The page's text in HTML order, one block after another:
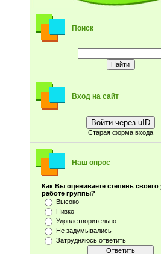
Поиск
Вход на сайт
Войти через uID
Старая форма входа
Наш опрос
Как Вы оцениваете степень своего
работе группы?
Высоко
Низко
Удовлетворительно
Не задумывались
Затрудняюсь ответить